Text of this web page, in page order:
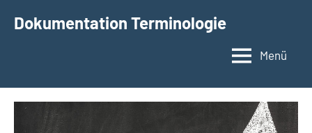
InhaltDokumentation Terminologie
Menü